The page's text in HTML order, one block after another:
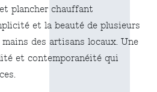
plancher chauffant
et la beauté de plusieurs
des artisans locaux. Une
et contemporanéité qui